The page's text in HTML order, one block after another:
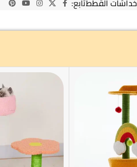
خداشات القططتابع: